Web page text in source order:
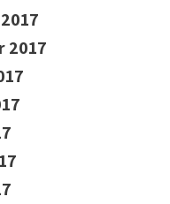
2017